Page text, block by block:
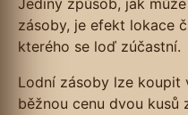
Jediný způsob, jak
zásoby, je efekt lokace
kterého se loď zúčastní.
Lodní zásoby lze koupit
běžnou cenu dvou kusů